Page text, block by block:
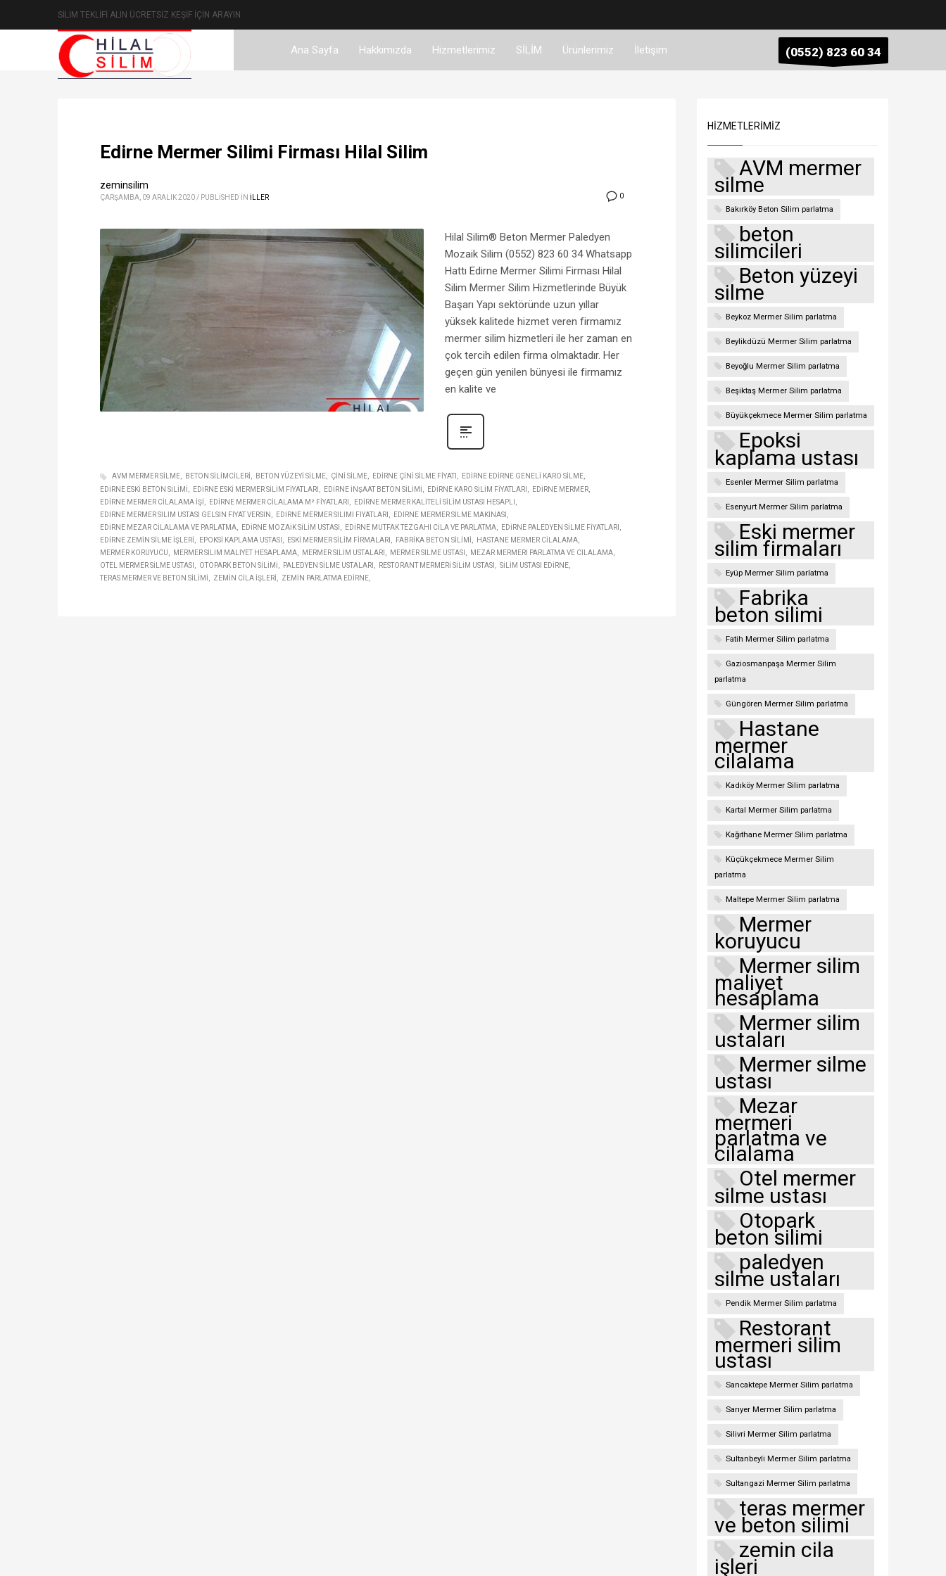
SİLİM TEKLİFİ ALIN ÜCRETSİZ KEŞİF İÇİN ARAYIN
Ana Sayfa Hakkımızda Hizmetlerimiz SİLİM Ürünlerimiz İletişim (0552) 823 60 34
Edirne Mermer Silimi Firması Hilal Silim
0
zeminsilim
ÇARŞAMBA, 09 ARALIK 2020 / PUBLISHED IN ILLER
Hilal Silim® Beton Mermer Paledyen
Mozaik Silim (0552) 823 60 34 Whatsapp
Hattı Edirne Mermer Silimi Firması Hilal
Silim Mermer Silim Hizmetlerinde Büyük
Başarı Yapı sektöründe uzun yıllar
yüksek kalitede hizmet veren firmamız
mermer silim hizmetleri ile her zaman en
çok tercih edilen firma olmaktadır. Her
geçen gün yenilen bünyesi ile firmamız
en kalite ve
AVM MERMER SILME BETON SILIMCILERI BETON YÜZEYI SILME ÇINI SILME EDIRNE ÇINI SILME FIYATI
EDIRNE EDIRNE GENELI KARO SILME
EDIRNE ESKI BETON SILIMI
EDIRNE ESKI MERMER SILIM FIYATLARI EDIRNE INŞAAT BETON SILIMI EDIRNE KARO SILIM FIYATLARI
EDIRNE MERMER
EDIRNE MERMER CILALAMA IŞI
EDIRNE MERMER CILALAMA M² FIYATLARI
EDIRNE MERMER KALITELI SILIM USTASI HESAPLI
EDIRNE MERMER SILIM USTASI GELSIN FIYAT VERSIN
EDIRNE MERMER SILIMI FIYATLARI
EDIRNE MERMER SILME MAKINASI
EDIRNE MEZAR CILALAMA VE PARLATMA
EDIRNE MOZAIK SILIM USTASI EDIRNE MUTFAK TEZGAHI CILA VE PARLATMA
EDIRNE PALEDYEN SILME FIYATLARI
EDIRNE ZEMIN SILME IŞLERI
EPOKSI KAPLAMA USTASI ESKI MERMER SILIM FIRMALARI FABRIKA BETON SILIMI
HASTANE MERMER CILALAMA
MERMER KORUYUCU
MERMER SILIM MALIYET HESAPLAMA MERMER SILIM USTALARI MERMER SILME USTASI
MEZAR MERMERI PARLATMA VE CILALAMA
OTEL MERMER SILME USTASI
OTOPARK BETON SILIMI PALEDYEN SILME USTALARI RESTORANT MERMERI SILIM USTASI
SILIM USTASI EDIRNE
TERAS MERMER VE BETON SILIMI
ZEMIN CILA IŞLERI ZEMIN PARLATMA EDIRNE
HIZMETLERIMIZ
AVM mermer
silme
Bakırköy Beton Silim parlatma
beton
silimcileri
Beton yüzeyi
silme
Beykoz Mermer Silim parlatma
Beylikdüzü Mermer Silim parlatma
Beyoğlu Mermer Silim parlatma
Beşiktaş Mermer Silim parlatma
Büyükçekmece Mermer Silim parlatma
Epoksi
kaplama ustası
Esenler Mermer Silim parlatma
Esenyurt Mermer Silim parlatma
Eski mermer
silim firmaları
Eyüp Mermer Silim parlatma
Fabrika
beton silimi
Fatih Mermer Silim parlatma
Gaziosmanpaşa Mermer Silim
parlatma
Güngören Mermer Silim parlatma
Hastane
mermer
cilalama
Kadıköy Mermer Silim parlatma
Kartal Mermer Silim parlatma
Kağıthane Mermer Silim parlatma
Küçükçekmece Mermer Silim
parlatma
Maltepe Mermer Silim parlatma
Mermer
koruyucu
Mermer silim
maliyet
hesaplama
Mermer silim
ustaları
Mermer silme
ustası
Mezar
mermeri
parlatma ve
cilalama
Otel mermer
silme ustası
Otopark
beton silimi
paledyen
silme ustaları
Pendik Mermer Silim parlatma
Restorant
mermeri silim
ustası
Sancaktepe Mermer Silim parlatma
Sarıyer Mermer Silim parlatma
Silivri Mermer Silim parlatma
Sultanbeyli Mermer Silim parlatma
Sultangazi Mermer Silim parlatma
teras mermer
ve beton silimi
zemin cila
işleri